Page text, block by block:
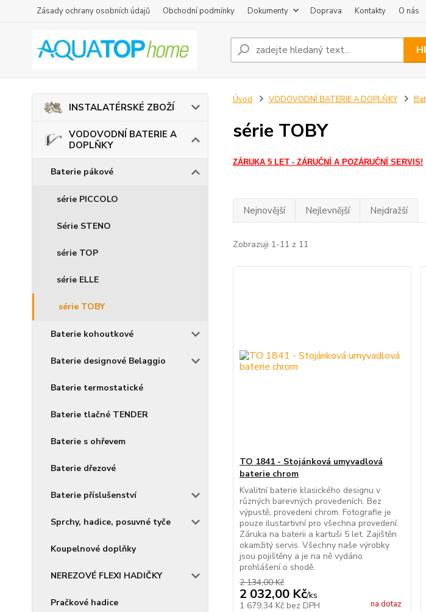
Zásady ochrany osobních údajů Obchodní podmínky Dokumenty Doprava Kontakty O nás
INSTALATÉRSKÉ ZBOŽÍ
VODOVODNÍ BATERIE A
DOPLŇKY
Baterie pákové
série PICCOLO
Série STENO
série TOP
série ELLE
série TOBY
Baterie kohoutkové
Baterie designové Belaggio
Baterie termostatické
Baterie tlačné TENDER
Baterie s ohřevem
Baterie dřezové
Baterie příslušenství
Sprchy, hadice, posuvné tyče
Koupelnové doplňky
NEREZOVÉ FLEXI HADIČKY
Pračkové hadice
Úvod VODOVODNÍ BATERIE A DOPLŇKY
série TOBY
ZÁRUKA 5 LET - ZÁRUČNÍ A POZÁRUČNÍ SERVIS!
Nejnovější Nejlevnější Nejdražší
Zobrazuji 1-11 z 11
TO 1841 - Stojánková umyvadlová
baterie chrom
Kvalitní baterie klasického designu v
různých barevných provedeních. Bez
výpustě, provedení chrom. Fotografie je
pouze ilustartivní pro všechna provedení.
Záruka na baterii a kartuši 5 let. Zajištěn
okamžitý servis. Všechny naše výrobky
jsou pojištěny a je na ně vydáno
prohlášení o shodě.
2 134,00 Kč
2 032,00 Kč/ks
1 679,34 Kč bez DPH na dotaz